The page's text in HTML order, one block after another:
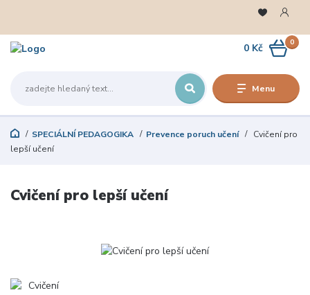
Menu
0
0 Kč
SPECIÁLNÍ PEDAGOGIKA Prevence poruch učení
Cvičení pro
lepší učení
Cvičení pro lepší učení